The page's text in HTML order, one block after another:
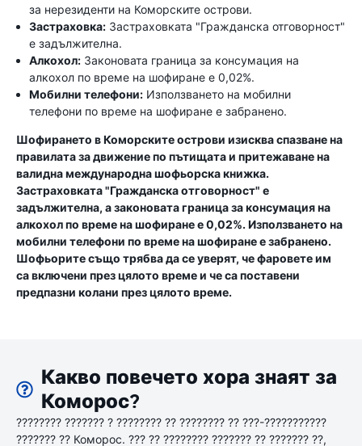
за нерезиденти на Коморските острови.
Застраховка: Застраховката "Гражданска отговорност"
е задължителна.
Алкохол: Законовата граница за консумация на
алкохол по време на шофиране е 0,02%.
Мобилни телефони: Използването на мобилни
телефони по време на шофиране е забранено.
Шофирането в Коморските острови изисква спазване на
правилата за движение по пътищата и притежаване на
валидна международна шофьорска книжка.
Застраховката "Гражданска отговорност" е
задължителна, а законовата граница за консумация на
алкохол по време на шофиране е 0,02%. Използването на
мобилни телефони по време на шофиране е забранено.
Шофьорите също трябва да се уверят, че фаровете им
са включени през цялото време и че са поставени
предпазни колани през цялото време.
Какво повечето хора знаят за
Коморос?
???????? ??????? ? ???????? ?? ???????? ?? ???-???????????
??????? ?? Коморос. ??? ?? ???????? ??????? ?? ??????? ??,